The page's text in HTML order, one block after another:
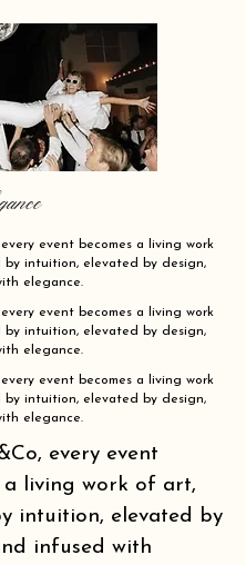
event becomes a living work
intuition, elevated by design,
elegance.
event becomes a living work
intuition, elevated by design,
elegance.
event becomes a living work
intuition, elevated by design,
elegance.
every event
a living work of art,
intuition, elevated by
infused with